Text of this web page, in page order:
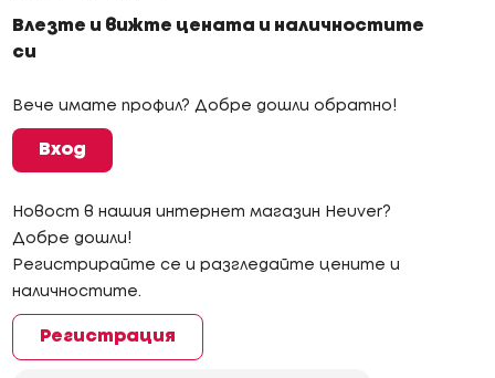
Влезте и вижте цената и наличностите
си
Вече имате профил? Добре дошли обратно!
Вход
Новост в нашия интернет магазин Heuver?
Добре дошли!
Регистрирайте се и разгледайте цените и
наличностите.
Регистрация